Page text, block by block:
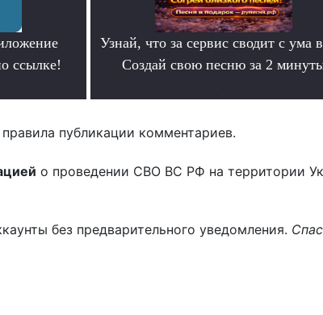
ссылке!
Узнай, что за сервис сводит с ума
Создай свою песню за 2
публикации комментариев.
о проведении СВО ВС РФ на территории
без предварительного уведомления.